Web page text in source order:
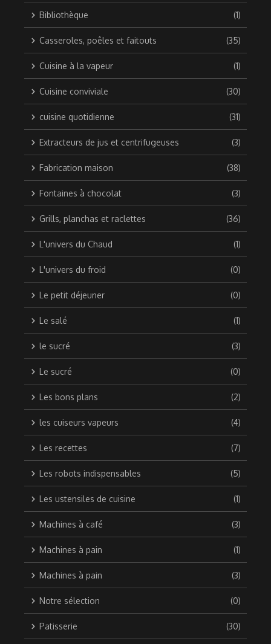
Bibliothèque (1)
Casseroles, poêles et faitouts (35)
Cuisine à la vapeur (1)
Cuisine conviviale (30)
cuisine quotidienne (31)
Extracteurs de jus et centrifugeuses (3)
Fabrication maison (38)
Fontaines à chocolat (3)
Grills, planchas et raclettes (36)
L'univers du Chaud (1)
L'univers du froid (0)
Le petit déjeuner (0)
Le salé (1)
le sucré (3)
Le sucré (0)
Les bons plans (2)
les cuiseurs vapeurs (4)
Les recettes (7)
Les robots indispensables (5)
Les ustensiles de cuisine (1)
Machines à café (3)
Machines à pain (1)
Machines à pain (3)
Notre sélection (0)
Patisserie (30)